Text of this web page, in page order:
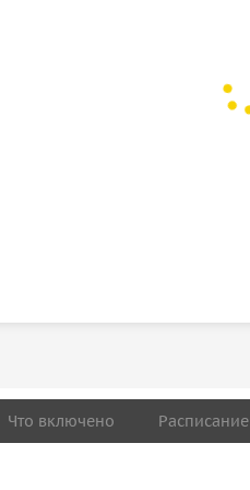
Что включено Расписание